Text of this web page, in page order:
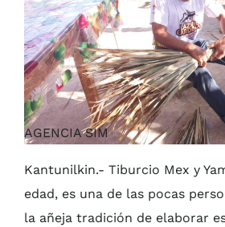
AGENCIA SIM
Kantunilkin.- Tiburcio Mex y
edad, es una de las pocas
la añeja tradición de elaborar